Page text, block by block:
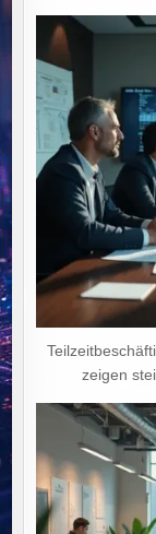
zeigen